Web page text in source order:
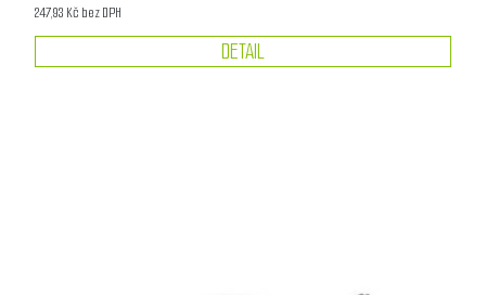
247,93 Kč bez DPH
DETAIL